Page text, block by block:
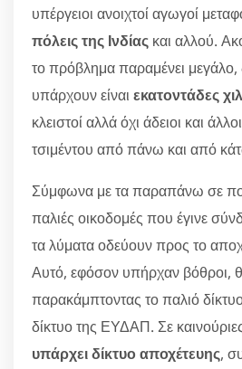
υπέργειοι ανοιχτοί αγωγοί
πόλεις της Ινδίας και αλλού.
το πρόβλημα παραμένει μεγάλο,
υπάρχουν είναι εκατοντάδες
κλειστοί αλλά όχι άδειοι και
τσιμέντου από πάνω και από
Σύμφωνα με τα παραπάνω σε
παλιές οικοδομές που έγινε
τα λύματα οδεύουν προς το
Αυτό, εφόσον υπήρχαν βόθροι,
παρακάμπτοντας το παλιό
δίκτυο της ΕΥΔΑΠ. Σε
υπάρχει δίκτυο αποχέτευης,